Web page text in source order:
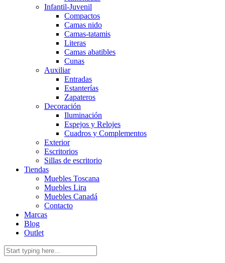
Infantil-Juvenil
Compactos
Camas nido
Camas-tatamis
Literas
Camas abatibles
Cunas
Auxiliar
Entradas
Estanterías
Zapateros
Decoración
Iluminación
Espejos y Relojes
Cuadros y Complementos
Exterior
Escritorios
Sillas de escritorio
Tiendas
Muebles Toscana
Muebles Lira
Muebles Canadá
Contacto
Marcas
Blog
Outlet